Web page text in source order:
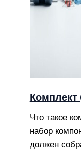
Комплект
Что такое
набор
должен